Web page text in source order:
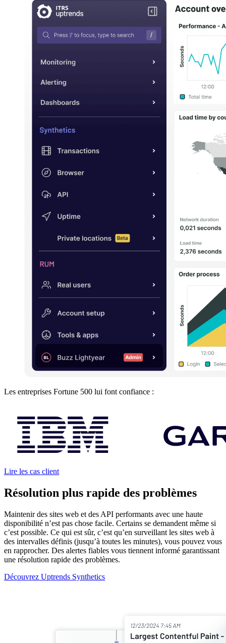
Les entreprises Fortune 500 lui font confiance :
Lire les cas client
Résolution plus rapide des problèmes
Maintenir des sites web et des API performants avec une haute
disponibilité n’est pas chose facile. Certains se demandent même si
c’est possible. Ce qui est sûr, c’est qu’en surveillant les sites web à
des intervalles définis (jusqu’à toutes les minutes), vous pouvez vous
en rapprocher. Des alertes fiables vous tiennent informé garantissant
une résolution rapide des problèmes.
Découvrez Uptrends Synthetics